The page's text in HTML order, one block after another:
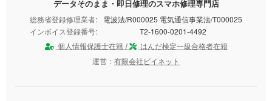
データそのまま・即日修理のスマホ修理専門店
総務省登録修理業者:
電波法/R000025 電気通信事業法/T000025
インボイス登録番号:
T2-1600-0201-4492
個人情報保護士在籍 /
はんだ検定一級合格者在籍
運営： 有限会社ビイネット